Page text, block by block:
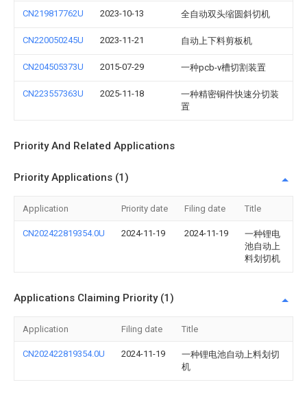
CN219817762U 2023-10-13 全自动双头缩圆斜切机
CN220050245U 2023-11-21 自动上下料剪板机
CN204505373U 2015-07-29 一种pcb-v槽切割装置
CN223557363U 2025-11-18
一种精密铜件快速分切装
置
Priority And Related Applications
Priority Applications (1)
Application Priority date Filing date Title
CN202422819354.0U 2024-11-19 2024-11-19
一种锂电
池自动上
料划切机
Applications Claiming Priority (1)
Application Filing date Title
CN202422819354.0U 2024-11-19
一种锂电池自动上料划切
机